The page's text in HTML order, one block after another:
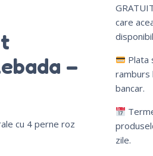
–
cu 4 perne roz
care
Plata
ramburs
bancar.
zile.